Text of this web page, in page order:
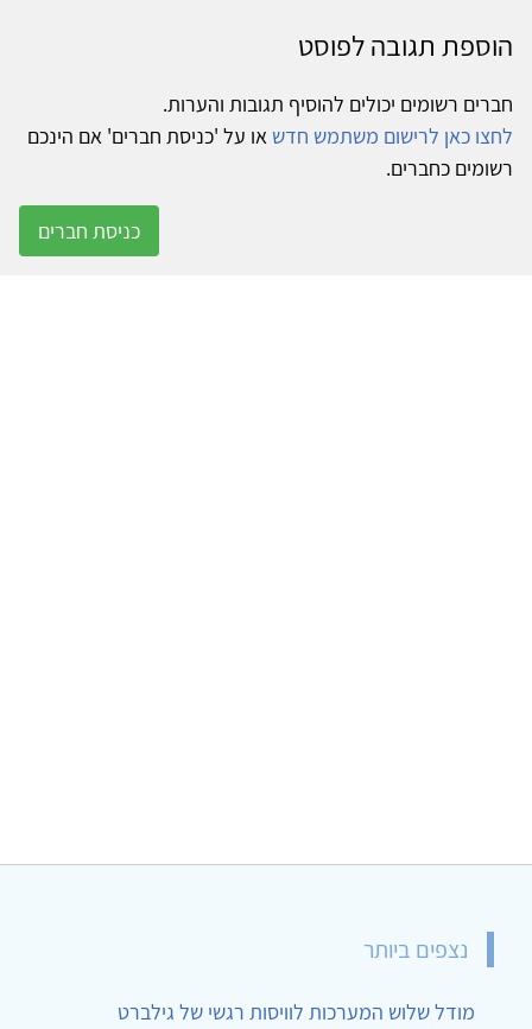
הוספת תגובה לפוסט
חברים רשומים יכולים להוסיף תגובות והערות.
לחצו כאן לרישום משתמש חדש או על 'כניסת חברים' אם הינכם
רשומים כחברים.
כניסת חברים
נצפים ביותר
מודל שלוש המערכות לוויסות רגשי של גילברט